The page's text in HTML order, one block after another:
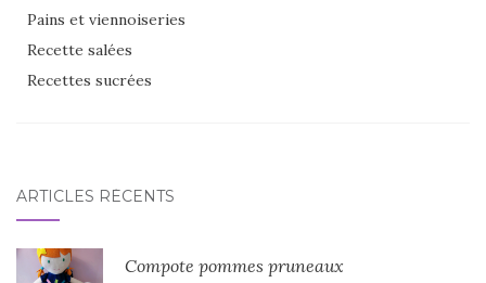
Pains et viennoiseries
Recette salées
Recettes sucrées
ARTICLES RÉCENTS
Compote pommes pruneaux